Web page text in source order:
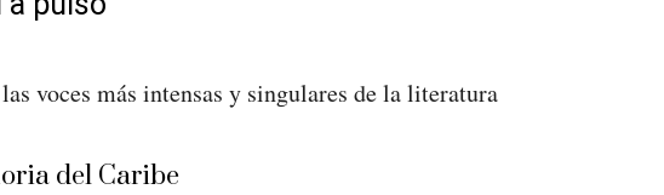
voces más intensas y singulares de la literatura